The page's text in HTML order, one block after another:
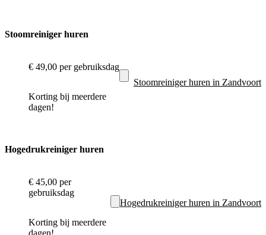
Stoomreiniger huren
€ 49,00 per gebruiksdag
Korting bij meerdere
dagen!
Stoomreiniger huren in Zandvoort
Hogedrukreiniger huren
€ 45,00 per
gebruiksdag
Korting bij meerdere
dagen!
Hogedrukreiniger huren in Zandvoort